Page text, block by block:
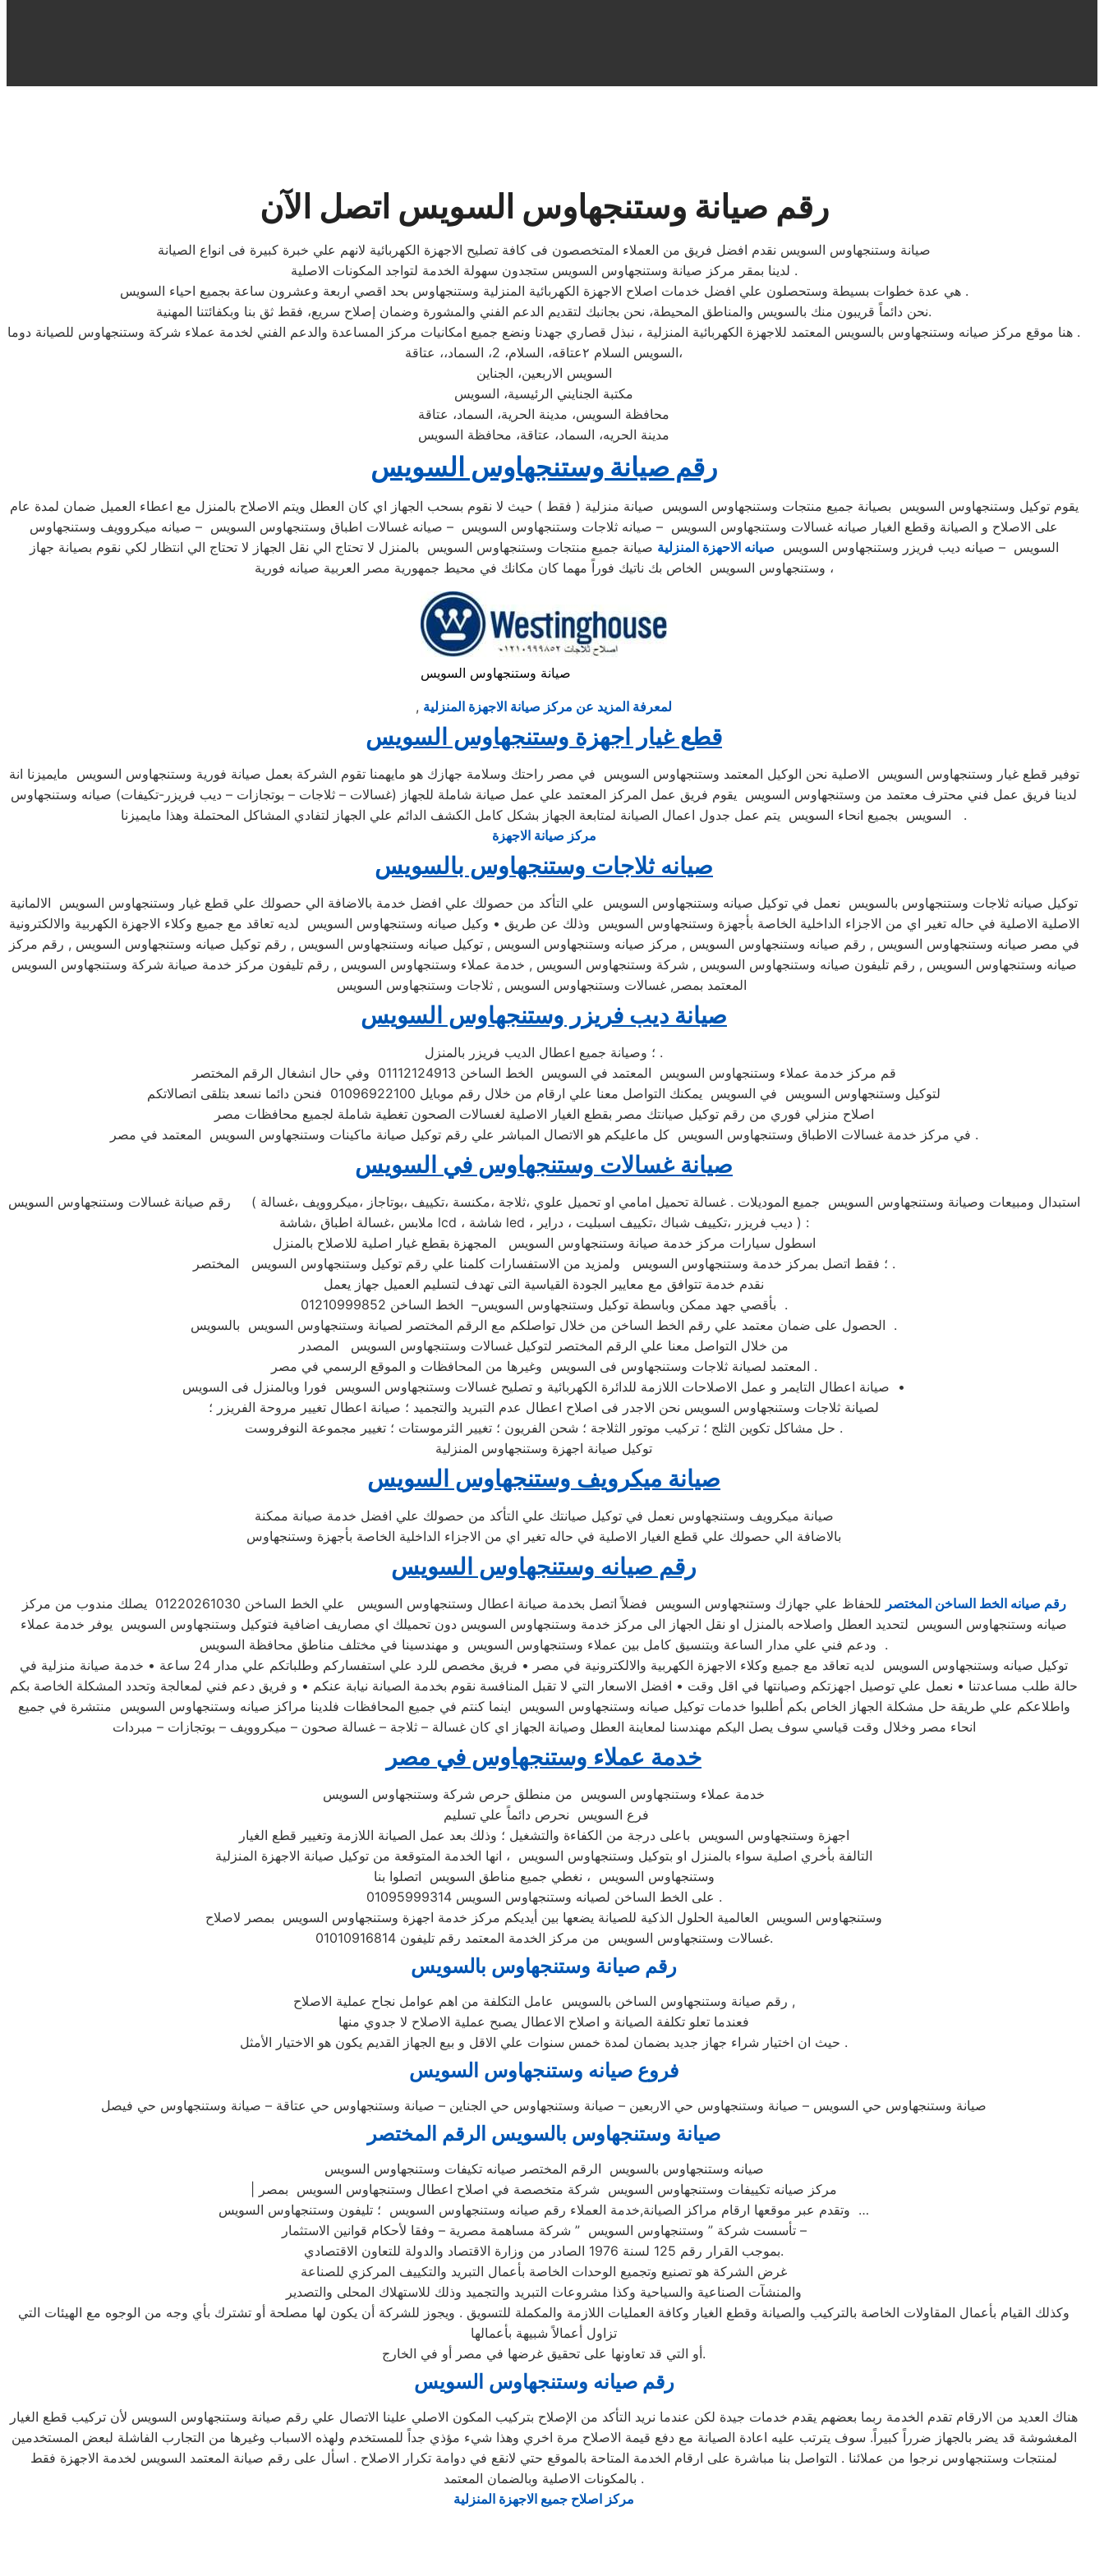
رقم صيانة وستنجهاوس السويس اتصل الآن
صيانة وستنجهاوس السويس نقدم افضل فريق من العملاء المتخصصون فى كافة تصليح الاجهزة الكهربائية لانهم علي خبرة كبيرة فى انواع الصيانة
لدينا بمقر مركز صيانة وستنجهاوس السويس ستجدون سهولة الخدمة لتواجد المكونات الاصلية .
هي عدة خطوات بسيطة وستحصلون علي افضل خدمات اصلاح الاجهزة الكهربائية المنزلية وستنجهاوس بحد اقصي اربعة وعشرون ساعة بجميع احياء السويس .
نحن دائماً قريبون منك بالسويس والمناطق المحيطة، نحن بجانبك لتقديم الدعم الفني والمشورة وضمان إصلاح سريع، فقط ثق بنا وبكفائتنا المهنية.
هنا موقع مركز صيانه وستنجهاوس بالسويس المعتمد للاجهزة الكهربائية المنزلية ، نبذل قصاري جهدنا ونضع جميع امكانيات مركز المساعدة والدعم الفني لخدمة عملاء شركة وستنجهاوس للصيانة دوما .
السويس السلام ٢عتاقه، السلام، 2، السماد،، عتاقة،
السويس الاربعين، الجناين
مكتبة الجنايني الرئيسية، السويس
محافظة السويس، مدينة الحرية، السماد، عتاقة
مدينة الحريه، السماد، عتاقة، محافظة السويس
رقم صيانة وستنجهاوس السويس
يقوم توكيل وستنجهاوس السويس بصيانة جميع منتجات وستنجهاوس السويس صيانة منزلية ( فقط ) حيث لا نقوم بسحب الجهاز اي كان العطل ويتم الاصلاح بالمنزل مع اعطاء العميل ضمان لمدة عام
على الاصلاح و الصيانة وقطع الغيار صيانه غسالات وستنجهاوس السويس – صيانه ثلاجات وستنجهاوس السويس – صيانه غسالات اطباق وستنجهاوس السويس – صيانه ميكروويف وستنجهاوس
السويس – صيانه ديب فريزر وستنجهاوس السويس صيانه الاحهزة المنزلية صيانة جميع منتجات وستنجهاوس السويس بالمنزل لا تحتاج الي نقل الجهاز لا تحتاج الي انتظار لكي نقوم بصيانة جهاز
وستنجهاوس السويس الخاص بك ناتيك فوراً مهما كان مكانك في محيط جمهورية مصر العربية صيانه فورية ،
صيانة وستنجهاوس السويس
, لمعرفة المزيد عن مركز صيانة الاجهزة المنزلية
قطع غيار اجهزة وستنجهاوس السويس
توفير قطع غيار وستنجهاوس السويس الاصلية نحن الوكيل المعتمد وستنجهاوس السويس في مصر راحتك وسلامة جهازك هو مايهمنا تقوم الشركة بعمل صيانة فورية وستنجهاوس السويس مايميزنا انة
لدينا فريق عمل فني محترف معتمد من وستنجهاوس السويس يقوم فريق عمل المركز المعتمد علي عمل صيانة شاملة للجهاز (غسالات – ثلاجات – بوتجازات – ديب فريزر-تكيفات) صيانه وستنجهاوس
السويس بجميع انحاء السويس يتم عمل جدول اعمال الصيانة لمتابعة الجهاز بشكل كامل الكشف الدائم علي الجهاز لتفادي المشاكل المحتملة وهذا مايميزنا .
مركز صيانة الاجهزة
صيانه ثلاجات وستنجهاوس بالسويس
توكيل صيانه ثلاجات وستنجهاوس بالسويس نعمل في توكيل صيانه وستنجهاوس السويس علي التأكد من حصولك علي افضل خدمة بالاضافة الي حصولك علي قطع غيار وستنجهاوس السويس الالمانية
الاصلية الاصلية في حاله تغير اي من الاجزاء الداخلية الخاصة بأجهزة وستنجهاوس السويس وذلك عن طريق • وكيل صيانه وستنجهاوس السويس لديه تعاقد مع جميع وكلاء الاجهزة الكهربية والالكترونية
في مصر صيانه وستنجهاوس السويس , رقم صيانه وستنجهاوس السويس , مركز صيانه وستنجهاوس السويس , توكيل صيانه وستنجهاوس السويس , رقم توكيل صيانه وستنجهاوس السويس , رقم مركز
صيانه وستنجهاوس السويس , رقم تليفون صيانه وستنجهاوس السويس , شركة وستنجهاوس السويس , خدمة عملاء وستنجهاوس السويس , رقم تليفون مركز خدمة صيانة شركة وستنجهاوس السويس
المعتمد بمصر, غسالات وستنجهاوس السويس , ثلاجات وستنجهاوس السويس
صيانة ديب فريزر وستنجهاوس السويس
؛ وصيانة جميع اعطال الديب فريزر بالمنزل .
قم مركز خدمة عملاء وستنجهاوس السويس المعتمد في السويس الخط الساخن 01112124913 وفي حال انشغال الرقم المختصر
لتوكيل وستنجهاوس السويس في السويس يمكنك التواصل معنا علي ارقام من خلال رقم موبايل 01096922100 فنحن دائما نسعد بتلقى اتصالاتكم
اصلاح منزلي فوري من رقم توكيل صيانتك مصر بقطع الغيار الاصلية لغسالات الصحون تغطية شاملة لجميع محافظات مصر
في مركز خدمة غسالات الاطباق وستنجهاوس السويس كل ماعليكم هو الاتصال المباشر علي رقم توكيل صيانة ماكينات وستنجهاوس السويس المعتمد في مصر .
صيانة غسالات وستنجهاوس في السويس
رقم صيانة غسالات وستنجهاوس السويس ( استبدال ومبيعات وصيانة وستنجهاوس السويس جميع الموديلات . غسالة تحميل امامي او تحميل علوي ،ثلاجة ،مكنسة ،تكييف ،بوتاجاز ،ميكروويف ،غسالة
ملابس ،غسالة اطباق ،شاشة lcd ، شاشة led ، ديب فريزر ،تكييف شباك ،تكييف اسبليت ، دراير ) :
اسطول سيارات مركز خدمة صيانة وستنجهاوس السويس المجهزة بقطع غيار اصلية للاصلاح بالمنزل
؛ فقط اتصل بمركز خدمة وستنجهاوس السويس ولمزيد من الاستفسارات كلمنا علي رقم توكيل وستنجهاوس السويس المختصر .
نقدم خدمة تتوافق مع معايير الجودة القياسية التى تهدف لتسليم العميل جهاز يعمل
بأقصي جهد ممكن وباسطة توكيل وستنجهاوس السويس– الخط الساخن 01210999852 .
الحصول على ضمان معتمد علي رقم الخط الساخن من خلال تواصلكم مع الرقم المختصر لصيانة وستنجهاوس السويس بالسويس .
من خلال التواصل معنا علي الرقم المختصر لتوكيل غسالات وستنجهاوس السويس المصدر
المعتمد لصيانة ثلاجات وستنجهاوس فى السويس وغيرها من المحافظات و الموقع الرسمي في مصر .
صيانة اعطال التايمر و عمل الاصلاحات اللازمة للدائرة الكهربائية و تصليح غسالات وستنجهاوس السويس فورا وبالمنزل فى السويس •
لصيانة ثلاجات وستنجهاوس السويس نحن الاجدر فى اصلاح اعطال عدم التبريد والتجميد ؛ صيانة اعطال تغيير مروحة الفريزر ؛
حل مشاكل تكوين الثلج ؛ تركيب موتور الثلاجة ؛ شحن الفريون ؛ تغيير الثرموستات ؛ تغيير مجموعة النوفروست .
توكيل صيانة اجهزة وستنجهاوس المنزلية
صيانة ميكرويف وستنجهاوس السويس
صيانة ميكرويف وستنجهاوس نعمل في توكيل صيانتك علي التأكد من حصولك علي افضل خدمة صيانة ممكنة
بالاضافة الي حصولك علي قطع الغيار الاصلية في حاله تغير اي من الاجزاء الداخلية الخاصة بأجهزة وستنجهاوس
رقم صيانه وستنجهاوس السويس
رقم صيانه الخط الساخن المختصر
للحفاظ علي جهازك وستنجهاوس السويس فضلاً اتصل بخدمة صيانة اعطال وستنجهاوس السويس علي الخط الساخن 01220261030 يصلك مندوب من مركز
صيانه وستنجهاوس السويس لتحديد العطل واصلاحه بالمنزل او نقل الجهاز الى مركز خدمة وستنجهاوس السويس دون تحميلك اي مصاريف اضافية فتوكيل وستنجهاوس السويس يوفر خدمة عملاء
ودعم فني علي مدار الساعة وبتنسيق كامل بين عملاء وستنجهاوس السويس و مهندسينا في مختلف مناطق محافظة السويس .
توكيل صيانه وستنجهاوس السويس لديه تعاقد مع جميع وكلاء الاجهزة الكهربية والالكترونية في مصر • فريق مخصص للرد علي استفساركم وطلباتكم علي مدار 24 ساعة • خدمة صيانة منزلية في
حالة طلب مساعدتنا • نعمل علي توصيل اجهزتكم وصيانتها في اقل وقت • افضل الاسعار التي لا تقبل المنافسة نقوم بخدمة الصيانة نيابة عنكم • و فريق دعم فني لمعالجة وتحدد المشكلة الخاصة بكم
واطلاعكم علي طريقة حل مشكلة الجهاز الخاص بكم أطلبوا خدمات توكيل صيانه وستنجهاوس السويس اينما كنتم في جميع المحافظات فلدينا مراكز صيانه وستنجهاوس السويس منتشرة في جميع
انحاء مصر وخلال وقت قياسي سوف يصل اليكم مهندسنا لمعاينة العطل وصيانة الجهاز اي كان غسالة – ثلاجة – غسالة صحون – ميكروويف – بوتجازات – مبردات
خدمة عملاء وستنجهاوس في مصر
خدمة عملاء وستنجهاوس السويس من منطلق حرص شركة وستنجهاوس السويس
فرع السويس نحرص دائماً علي تسليم
اجهزة وستنجهاوس السويس باعلى درجة من الكفاءة والتشغيل ؛ وذلك بعد عمل الصيانة اللازمة وتغيير قطع الغيار
التالفة بأخري اصلية سواء بالمنزل او بتوكيل وستنجهاوس السويس ، انها الخدمة المتوقعة من توكيل صيانة الاجهزة المنزلية
وستنجهاوس السويس ، نغطي جميع مناطق السويس اتصلوا بنا
على الخط الساخن لصيانه وستنجهاوس السويس 01095999314 .
وستنجهاوس السويس العالمية الحلول الذكية للصيانة يضعها بين أيديكم مركز خدمة اجهزة وستنجهاوس السويس بمصر لاصلاح
غسالات وستنجهاوس السويس من مركز الخدمة المعتمد رقم تليفون 01010916814.
رقم صيانة وستنجهاوس بالسويس
رقم صيانة وستنجهاوس الساخن بالسويس عامل التكلفة من اهم عوامل نجاح عملية الاصلاح ,
فعندما تعلو تكلفة الصيانة و اصلاح الاعطال يصبح عملية الاصلاح لا جدوي منها
حيث ان اختيار شراء جهاز جديد بضمان لمدة خمس سنوات علي الاقل و بيع الجهاز القديم يكون هو الاختيار الأمثل .
فروع صيانه وستنجهاوس السويس
صيانة وستنجهاوس حي السويس – صيانة وستنجهاوس حي الاربعين – صيانة وستنجهاوس حي الجناين – صيانة وستنجهاوس حي عتاقة – صيانة وستنجهاوس حي فيصل
صيانة وستنجهاوس بالسويس الرقم المختصر
صيانه وستنجهاوس بالسويس الرقم المختصر صيانه تكيفات وستنجهاوس السويس
| مركز صيانه تكييفات وستنجهاوس السويس شركة متخصصة في اصلاح اعطال وستنجهاوس السويس بمصر
وتقدم عبر موقعها ارقام مراكز الصيانة,خدمة العملاء رقم صيانه وستنجهاوس السويس ؛ تليفون وستنجهاوس السويس …
تأسست شركة ” وستنجهاوس السويس ” شركة مساهمة مصرية – وفقا لأحكام قوانين الاستثمار –
بموجب القرار رقم 125 لسنة 1976 الصادر من وزارة الاقتصاد والدولة للتعاون الاقتصادي.
غرض الشركة هو تصنيع وتجميع الوحدات الخاصة بأعمال التبريد والتكييف المركزي للصناعة
والمنشآت الصناعية والسياحية وكذا مشروعات التبريد والتجميد وذلك للاستهلاك المحلى والتصدير
وكذلك القيام بأعمال المقاولات الخاصة بالتركيب والصيانة وقطع الغيار وكافة العمليات اللازمة والمكملة للتسويق . ويجوز للشركة أن يكون لها مصلحة أو تشترك بأي وجه من الوجوه مع الهيئات التي
تزاول أعمالاً شبيهة بأعمالها
أو التي قد تعاونها على تحقيق غرضها في مصر أو في الخارج.
رقم صيانه وستنجهاوس السويس
هناك العديد من الارقام تقدم الخدمة ربما بعضهم يقدم خدمات جيدة لكن عندما نريد التأكد من الإصلاح بتركيب المكون الاصلي علينا الاتصال علي رقم صيانة وستنجهاوس السويس لأن تركيب قطع الغيار
المغشوشة قد يضر بالجهاز ضرراً كبيراً. سوف يترتب عليه اعادة الصيانة مع دفع قيمة الاصلاح مرة اخري وهذا شيء مؤذي جداً للمستخدم ولهذه الاسباب وغيرها من التجارب الفاشلة لبعض المستخدمين
لمنتجات وستنجهاوس نرجوا من عملائنا . التواصل بنا مباشرة على ارقام الخدمة المتاحة بالموقع حتي لانقع في دوامة تكرار الاصلاح . اسأل على رقم صيانة المعتمد السويس لخدمة الاجهزة فقط
بالمكونات الاصلية وبالضمان المعتمد .
مركز اصلاح جميع الاجهزة المنزلية